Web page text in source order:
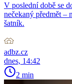
V poslední době se
nečekaný předmět –
šatník.
adbz.cz
dnes, 14:42
2 min